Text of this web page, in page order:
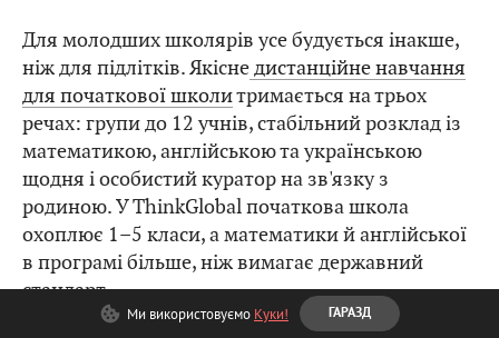
Для молодших школярів усе будується інакше,
ніж для підлітків. Якіснедистанційне навчання
для початкової школитримається на трьох
речах: групи до 12 учнів, стабільний розклад із
математикою, англійською та українською
щодня і особистий куратор на зв'язку з
родиною. У ThinkGlobal початкова школа
охоплює 1–5 класи, а математики й англійської
в програмі більше, ніж вимагає державний
стандарт.
Ми використовуємо Куки! ГАРАЗД